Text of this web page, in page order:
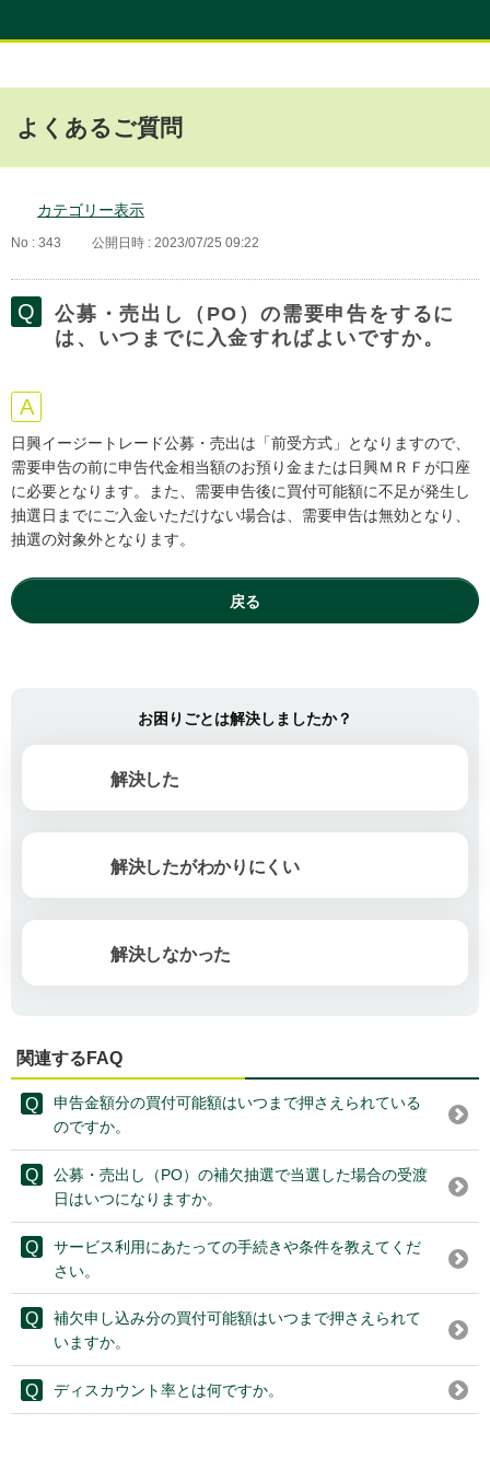
よくあるご質問
カテゴリー表示
No : 343 公開日時 : 2023/07/25 09:22
公募・売出し（PO）の需要申告をするに
は、いつまでに入金すればよいですか。
日興イージートレード公募・売出は「前受方式」となりますので、
需要申告の前に申告代金相当額のお預り金または日興ＭＲＦが口座
に必要となります。また、需要申告後に買付可能額に不足が発生し
抽選日までにご入金いただけない場合は、需要申告は無効となり、
抽選の対象外となります。
戻る
お困りごとは解決しましたか？
解決した
解決したがわかりにくい
解決しなかった
関連するFAQ
申告金額分の買付可能額はいつまで押さえられている
のですか。
公募・売出し（PO）の補欠抽選で当選した場合の受渡
日はいつになりますか。
サービス利用にあたっての手続きや条件を教えてくだ
さい。
補欠申し込み分の買付可能額はいつまで押さえられて
いますか。
ディスカウント率とは何ですか。